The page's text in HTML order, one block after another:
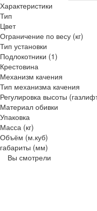
Характеристики
Тип
Цвет
Ограничение по весу (кг)
Тип установки
Подлокотники (1)
Крестовина
Механизм качения
Тип механизма качения
Регулировка высоты
Материал обивки
Упаковка
Масса (кг)
Объём (м.куб)
габариты (мм)
Вы смотрели